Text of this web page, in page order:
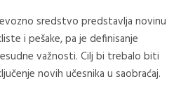
sredstvo predstavlja novinu
i pešake, pa je definisanje
važnosti. Cilj bi trebalo biti
novih učesnika u saobraćaj.